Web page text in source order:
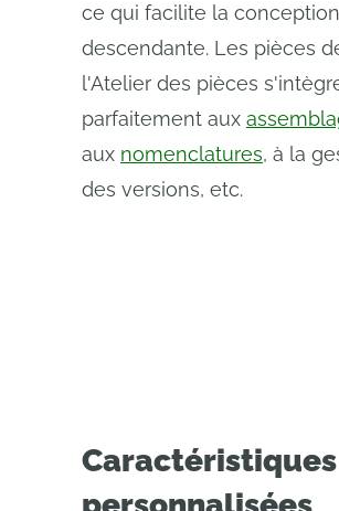
ce qui facilite la conception
descendante. Les pièces
l'Atelier des pièces
parfaitement aux
aux nomenclatures, à la
des versions, etc.
Caractéristiques